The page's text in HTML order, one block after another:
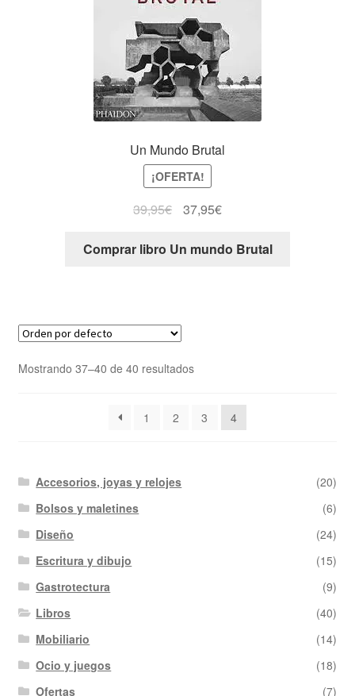
Un Mundo Brutal
¡OFERTA!
39,95€ 37,95€
Comprar libro Un mundo Brutal
Mostrando 37–40 de 40 resultados
1 2 3 4
Accesorios, joyas y relojes
(20)
Bolsos y maletines
(6)
Diseño
(24)
Escritura y dibujo
(15)
Gastrotectura
(9)
Libros
(40)
Mobiliario
(14)
Ocio y juegos
(18)
Ofertas
(7)